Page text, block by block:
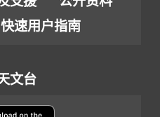
快速用户指南
文台